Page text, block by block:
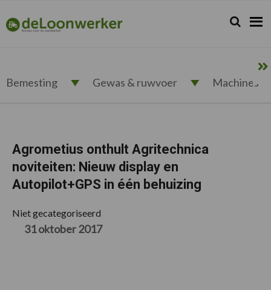
de
hoofdnavigatie
de
hoofd
de
eerste
de
voettekst
deloonwerker.nl Zoeken...
Zoek
Bemesting Gewas & ruwvoer Machines
Agrometius onthult Agritechnica
noviteiten: Nieuw display en
Autopilot+GPS in één behuizing
Niet gecategoriseerd
31 oktober 2017